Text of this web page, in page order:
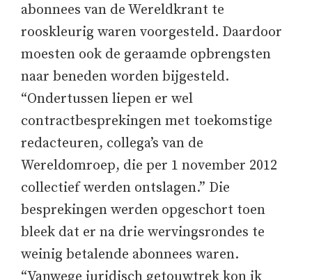
abonnees van de Wereldkrant te
rooskleurig waren voorgesteld. Daardoor
moesten ook de geraamde opbrengsten
naar beneden worden bijgesteld.
“Ondertussen liepen er wel
contractbesprekingen met toekomstige
redacteuren, collega’s van de
Wereldomroep, die per 1 november 2012
collectief werden ontslagen.” Die
besprekingen werden opgeschort toen
bleek dat er na drie wervingsrondes te
weinig betalende abonnees waren.
“Vanwege juridisch getouwtrek kon ik